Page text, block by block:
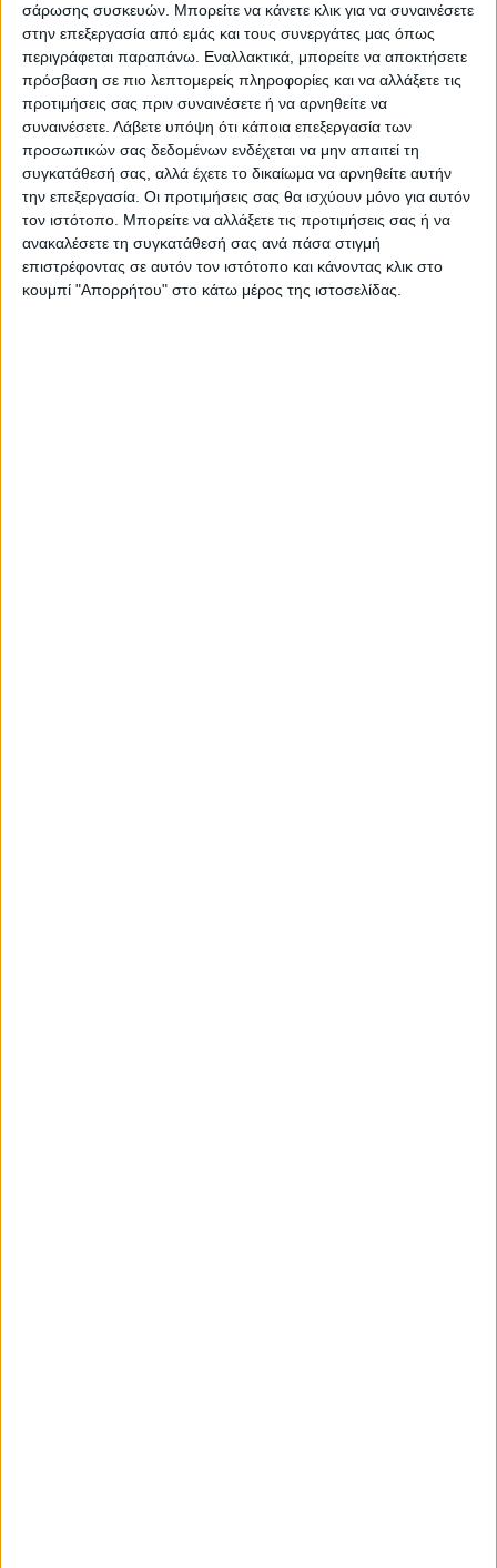
σάρωσης συσκευών. Μπορείτε να κάνετε κλικ για να συναινέσετε
στην επεξεργασία από εμάς και τους συνεργάτες μας όπως
περιγράφεται παραπάνω. Εναλλακτικά, μπορείτε να αποκτήσετε
πρόσβαση σε πιο λεπτομερείς πληροφορίες και να αλλάξετε τις
προτιμήσεις σας πριν συναινέσετε ή να αρνηθείτε να
συναινέσετε. Λάβετε υπόψη ότι κάποια επεξεργασία των
προσωπικών σας δεδομένων ενδέχεται να μην απαιτεί τη
συγκατάθεσή σας, αλλά έχετε το δικαίωμα να αρνηθείτε αυτήν
την επεξεργασία. Οι προτιμήσεις σας θα ισχύουν μόνο για αυτόν
τον ιστότοπο. Μπορείτε να αλλάξετε τις προτιμήσεις σας ή να
ανακαλέσετε τη συγκατάθεσή σας ανά πάσα στιγμή
επιστρέφοντας σε αυτόν τον ιστότοπο και κάνοντας κλικ στο
κουμπί "Απορρήτου" στο κάτω μέρος της ιστοσελίδας.
Ακολούθησε την εφημερίδα ΝΕΟΣ
ΑΓΩΝ στο Google News!
Όλες οι εξελίξεις στην περιοχή της
Καρδίτσας και ευρύτερα της Θεσσαλίας
ΠΡΟΗΓΟΥΜΕΝΟ ΑΡΘΡΟ
Η αυτοδιοίκηση απέναντι στο
νέο νόμο για τα ζώα
συντροφιάς _ Καλημέρα
Θεσσαλία
ΕΠΟΜΕΝΟ ΑΡΘΡΟ
Τη νέα ΚΑΠ παρουσιάζει
αύριο στη Λάρισα ο Υπουργός
Αγροτικής Ανάπτυξης